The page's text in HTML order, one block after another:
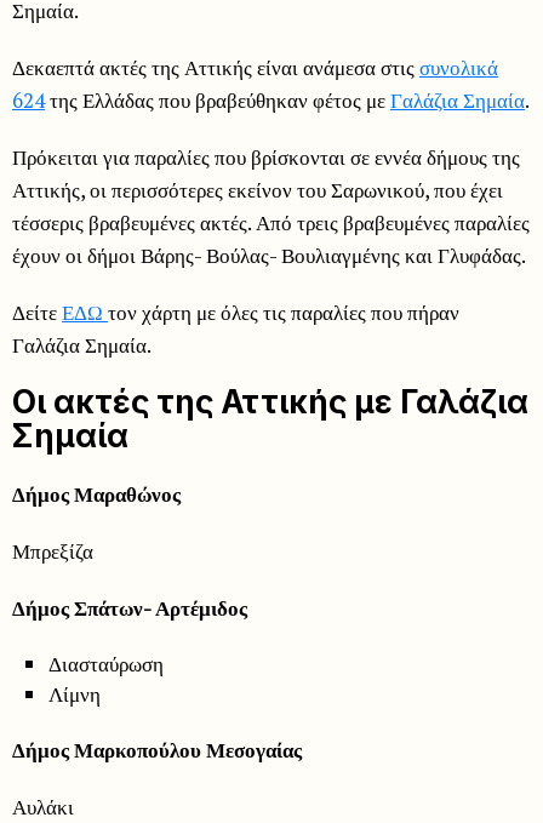
Σημαία.
Δεκαεπτά ακτές της Αττικής είναι ανάμεσα στιςσυνολικά
624της Ελλάδας που βραβεύθηκαν φέτος μεΓαλάζια Σημαία.
Πρόκειται για παραλίες που βρίσκονται σε εννέα δήμους της
Αττικής, οι περισσότερες εκείνον του Σαρωνικού, που έχει
τέσσερις βραβευμένες ακτές. Από τρεις βραβευμένες παραλίες
έχουν οι δήμοι Βάρης- Βούλας- Βουλιαγμένης και Γλυφάδας.
ΔείτεΕΔΩ τον χάρτη με όλες τις παραλίες που πήραν
Γαλάζια Σημαία.
Οι ακτές της Αττικής με Γαλάζια
Σημαία
Δήμος Μαραθώνος
Μπρεξίζα
Δήμος Σπάτων- Αρτέμιδος
Διασταύρωση
Λίμνη
Δήμος Μαρκοπούλου Μεσογαίας
Αυλάκι